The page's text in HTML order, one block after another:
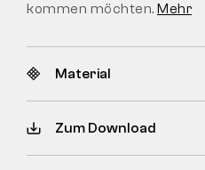
kommen möchten. Mehr
Material
Zum Download